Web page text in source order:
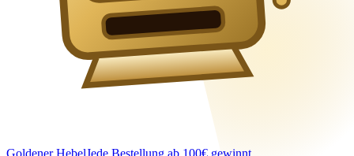
Goldener HebelJede Bestellung ab 100€ gewinnt